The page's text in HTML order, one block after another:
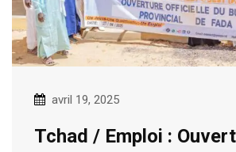
avril 19, 2025
Tchad / Emploi :